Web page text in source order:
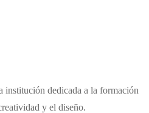
institución dedicada a la formación
y el diseño.